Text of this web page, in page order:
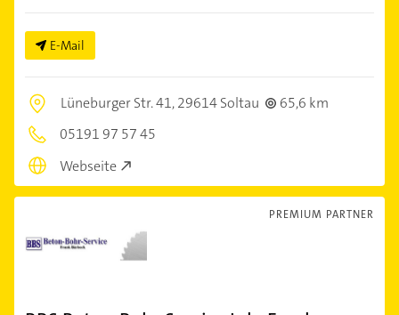
E-Mail
Lüneburger Str. 41,29614 Soltau
65,6 km
05191 97 57 45
Webseite
PREMIUM PARTNER